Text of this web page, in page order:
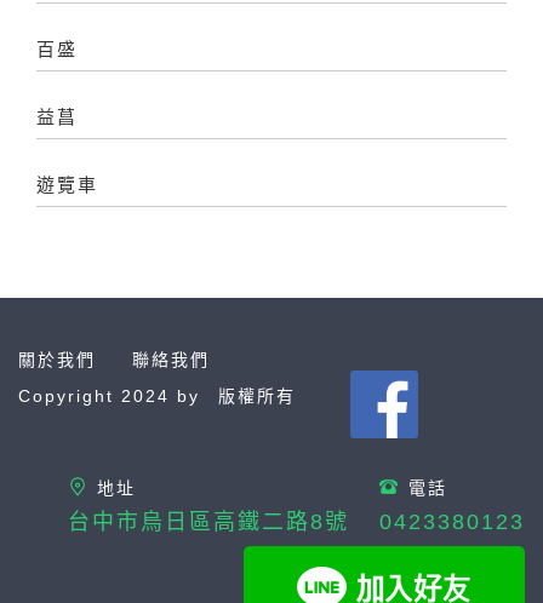
百盛
益菖
遊覽車
關於我們
聯絡我們
Copyright 2024 by
版權所有
地址
台中市烏日區高鐵二路8號
電話
0423380123